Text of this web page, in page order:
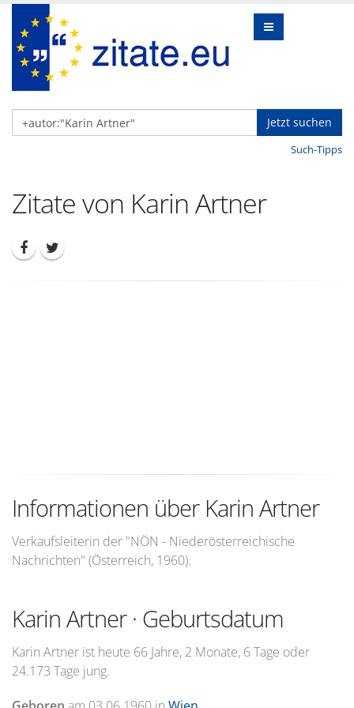
Jetzt suchen
Such-Tipps
Zitate von Karin Artner
Informationen über Karin Artner
Verkaufsleiterin der "NÖN - Niederösterreichische
Nachrichten" (Österreich, 1960).
Karin Artner · Geburtsdatum
Karin Artner ist heute 66 Jahre, 2 Monate, 6 Tage oder
24.173 Tage jung.